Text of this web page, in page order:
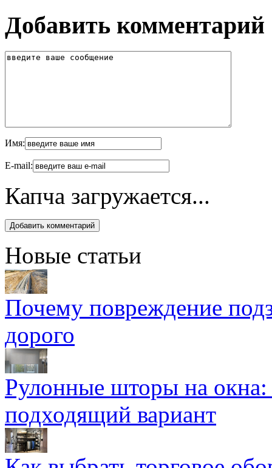
Добавить комментарий
Имя:
E-mail:
Капча загружается...
Новые статьи
Почему повреждение
дорого
Рулонные шторы на
подходящий вариант